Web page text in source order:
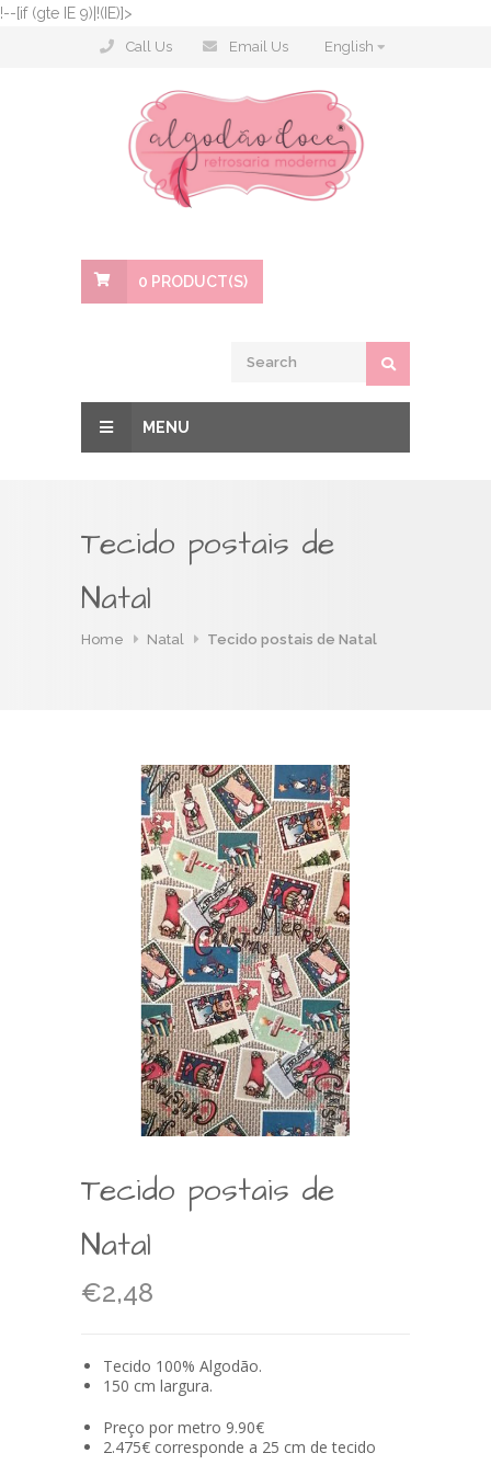
!--[if (gte IE 9)|!(IE)]>
Call Us Email Us English
0 PRODUCT(S)
MENU
Tecido postais de
Natal
Home Natal Tecido postais de Natal
Tecido postais de
Natal
€2,48
Tecido 100% Algodão.
150 cm largura.
Preço por metro 9.90€
2.475€ corresponde a 25 cm de tecido